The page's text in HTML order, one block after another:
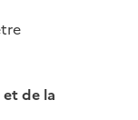
de la